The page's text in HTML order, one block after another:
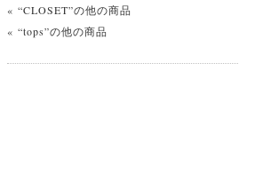
« “CLOSET”の他の商品
« “tops”の他の商品